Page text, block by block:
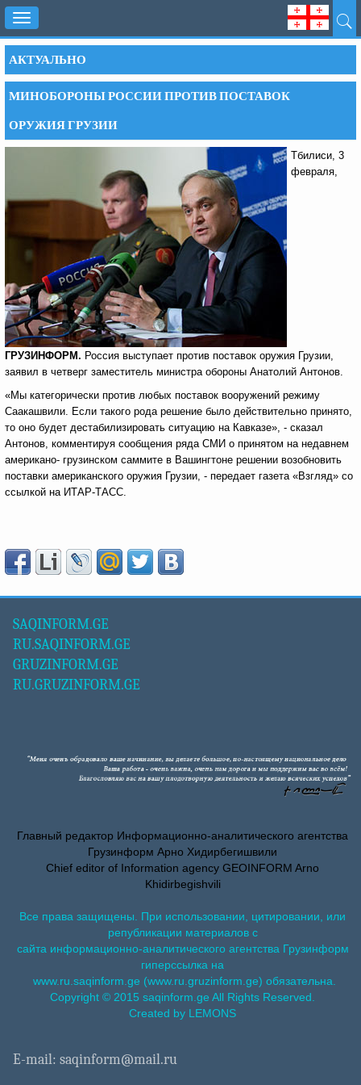
Toggle
navigation
АКТУАЛЬНО
МИНОБОРОНЫ РОССИИ ПРОТИВ ПОСТАВОК
ОРУЖИЯ ГРУЗИИ
Тбилиси, 3
февраля,
ГРУЗИНФОРМ. Россия выступает против поставок оружия Грузии,
заявил в четверг заместитель министра обороны Анатолий Антонов.
«Мы категорически против любых поставок вооружений режиму
Саакашвили. Если такого рода решение было действительно принято,
то оно будет дестабилизировать ситуацию на Кавказе», - сказал
Антонов, комментируя сообщения ряда СМИ о принятом на недавнем
американо- грузинском саммите в Вашингтоне решении возобновить
поставки американского оружия Грузии, - передает газета «Взгляд» со
ссылкой на ИТАР-ТАСС.
SAQINFORM.GE
RU.SAQINFORM.GE
GRUZINFORM.GE
RU.GRUZINFORM.GE
Главный редактор Информационно-аналитического агентства
Грузинформ Арно Хидирбегишвили
Chief editor of Information agency GEOINFORM Arno
Khidirbegishvili
Все права защищены. При использовании, цитировании, или
републикации материалов с
сайта информационно-аналитического агентства Грузинформ
гиперссылка на
www.ru.saqinform.ge (www.ru.gruzinform.ge) обязательна.
Copyright © 2015 saqinform.ge All Rights Reserved.
Created by LEMONS
E-mail: saqinform@mail.ru